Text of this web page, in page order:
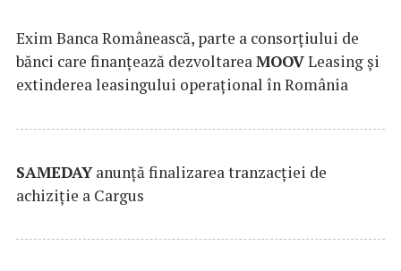
Exim Banca Românească, parte a consorțiului de
bănci care finanțează dezvoltareaMOOVLeasing și
extinderea leasingului operațional în România
SAMEDAYanunță finalizarea tranzacției de
achiziție a Cargus